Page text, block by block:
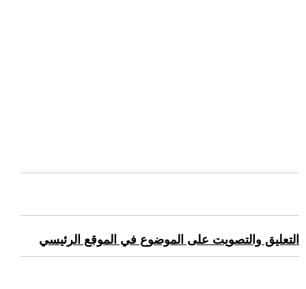
التعليق والتصويت على الموضوع في الموقع الرئيسي